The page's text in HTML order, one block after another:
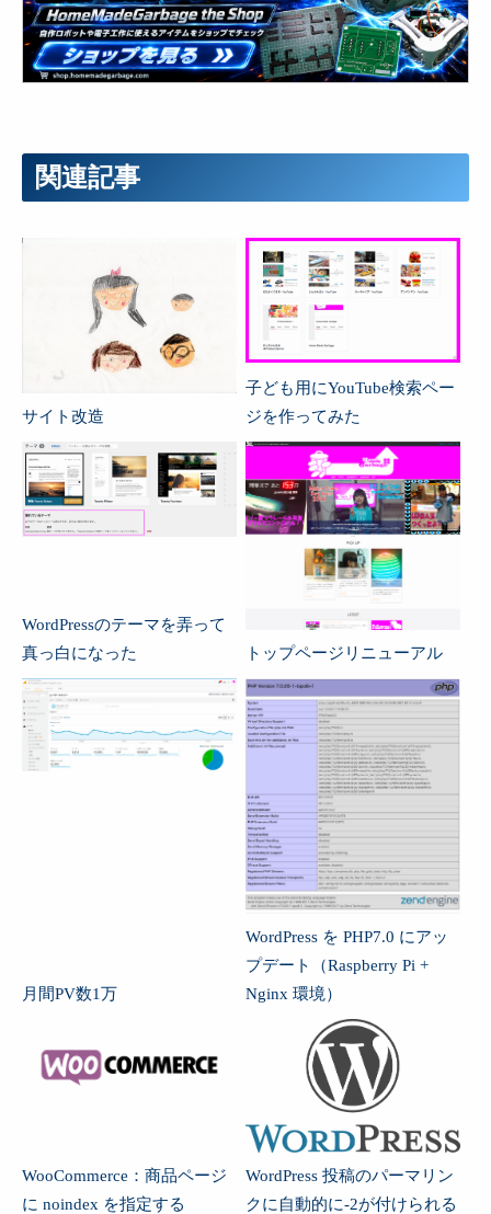
関連記事
サイト改造
子ども用にYouTube検索ペー
ジを作ってみた
WordPressのテーマを弄って
真っ白になった
トップページリニューアル
月間PV数1万
WordPress を PHP7.0 にアッ
プデート（Raspberry Pi +
Nginx 環境）
WooCommerce：商品ページ
に noindex を指定する
WordPress 投稿のパーマリン
クに自動的に-2が付けられる